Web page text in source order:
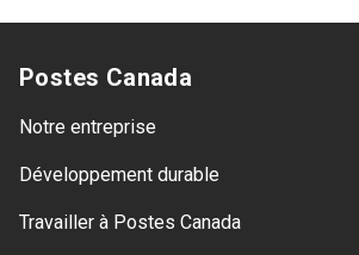
Postes Canada
Notre entreprise
Développement durable
Travailler à Postes Canada